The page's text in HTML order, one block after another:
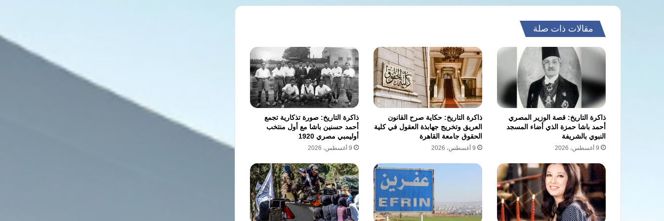
مقالات ذات صلة
ذاكرة التاريخ: قصة الوزير المصري
أحمد باشا حمزة الذي أضاء المسجد
النبوي بالشريفة
9 أغسطس، 2026
ذاكرة التاريخ: حكاية صرح القانون
العريق وتخريج جهابذة العقول في كلية
الحقوق جامعة القاهرة
9 أغسطس، 2026
ذاكرة التاريخ: صورة تذكارية تجمع
أحمد حسنين باشا مع أول منتخب
أوليمبي مصري 1920
9 أغسطس، 2026